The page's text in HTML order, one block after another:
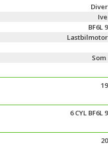
BF6L
Som
6 CYL BF6L